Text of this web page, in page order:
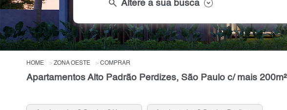
search Altere a sua busca
HOME ZONA OESTE COMPRAR
Apartamentos Alto Padrão Perdizes, São Paulo c/ mais 200m²